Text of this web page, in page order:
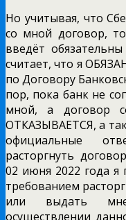
Но учитывая, что
со мной договор,
введёт
считает, что я
по Договору
пор, пока банк не
мной, а договор
ОТКАЗЫВАЕТСЯ, а
официальные
расторгнуть
02 июня 2022 года
требованием
или выдать
осуществлении